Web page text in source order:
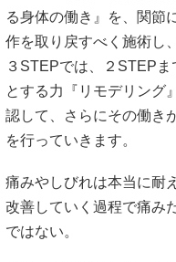
る身体の働き』を、関節
作を取り戻すべく施術し
３STEPでは、２STEP
とする力『リモデリング
認して、さらにその働き
を行っていきます。
痛みやしびれは本当に耐
改善していく過程で痛み
ではない。